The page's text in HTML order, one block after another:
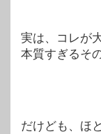
実は、コレが
本質すぎるそ
だけども、ほ